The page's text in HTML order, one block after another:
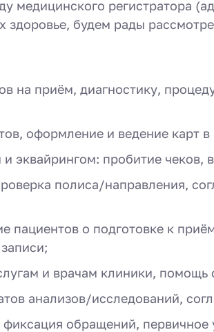
медицинского регистратора
здоровье, будем рады
на приём, диагностику,
оформление и ведение карт
и эквайрингом: пробитие чеков,
полиса/направления,
пациентов о подготовке к
и врачам клиники,
анализов/исследований,
фиксация обращений, первичное